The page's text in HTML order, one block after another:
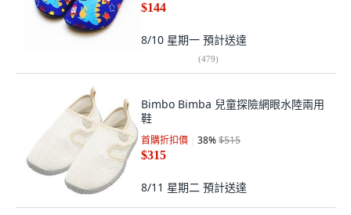
$144
8/10 星期一 預計送達
(479)
Bimbo Bimba 兒童探險網眼水陸兩用
鞋
首購折扣價 38%$515
$315
8/11 星期二 預計送達